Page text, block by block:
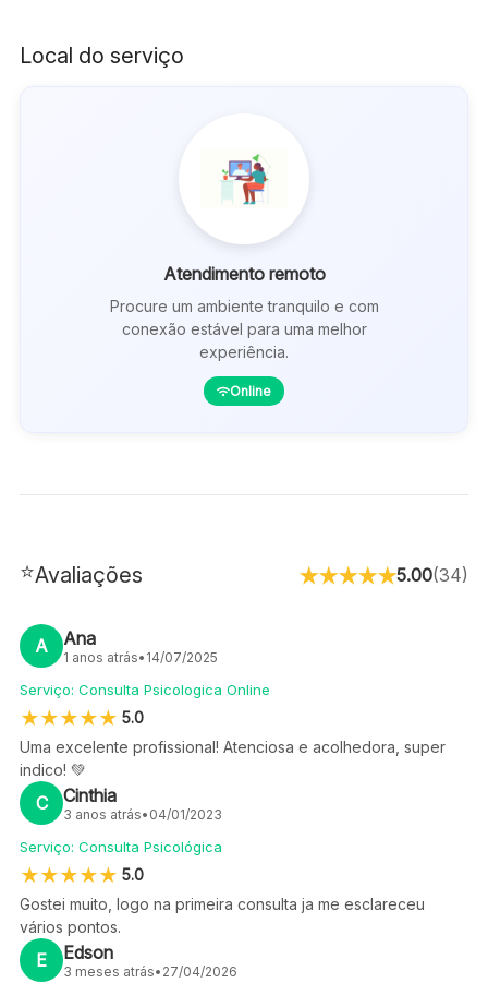
Local do serviço
Atendimento remoto
Procure um ambiente tranquilo e com
conexão estável para uma melhor
experiência.
Online
⭐Avaliações 5.00(34)
A Ana
1 anos atrás• 14/07/2025
Serviço: Consulta Psicologica Online
5.0
Uma excelente profissional! Atenciosa e acolhedora, super
indico! 💚
C Cinthia
3 anos atrás• 04/01/2023
Serviço: Consulta Psicológica
5.0
Gostei muito, logo na primeira consulta ja me esclareceu
vários pontos.
E Edson
3 meses atrás• 27/04/2026